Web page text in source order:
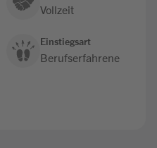
Vollzeit
Einstiegsart
Berufserfahrene